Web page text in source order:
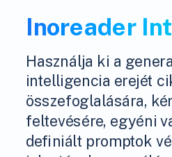
Inoreader
Használja ki a
intelligencia erejét
összefoglalására,
feltevésére, egyéni
definiált promptok